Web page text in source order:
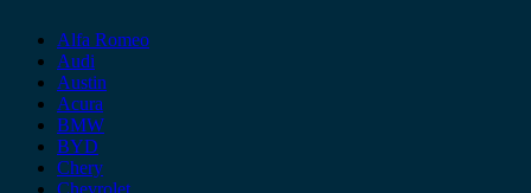
Alfa Romeo
Audi
Austin
Acura
BMW
BYD
Chery
Chevrolet